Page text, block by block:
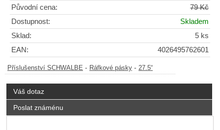
Původní cena:
79 Kč
Dostupnost:
Skladem
Sklad:
5 ks
EAN:
4026495762601
Příslušenství SCHWALBE - Ráfkové pásky - 27.5“
Váš dotaz
Poslat známénu